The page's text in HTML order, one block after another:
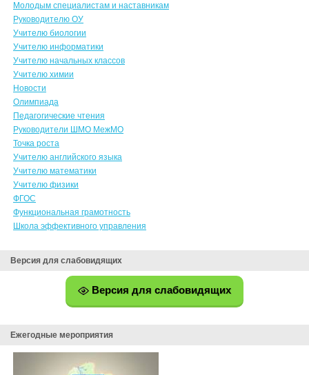
Молодым специалистам и наставникам
Руководителю ОУ
Учителю биологии
Учителю информатики
Учителю начальных классов
Учителю химии
Новости
Олимпиада
Педагогические чтения
Руководители ШМО МежМО
Точка роста
Учителю английского языка
Учителю математики
Учителю физики
ФГОС
Функциональная грамотность
Школа эффективного управления
Версия для слабовидящих
Версия для слабовидящих
Ежегодные мероприятия